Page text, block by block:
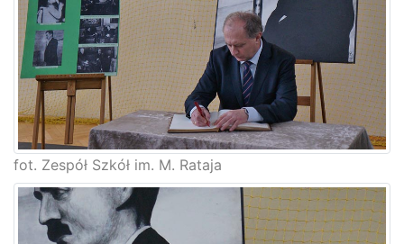
fot. Zespół Szkół im. M. Rataja